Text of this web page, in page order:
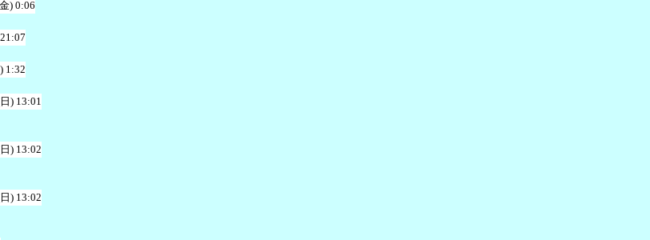
) 0:06
1:32
) 13:01
) 13:02
) 13:02